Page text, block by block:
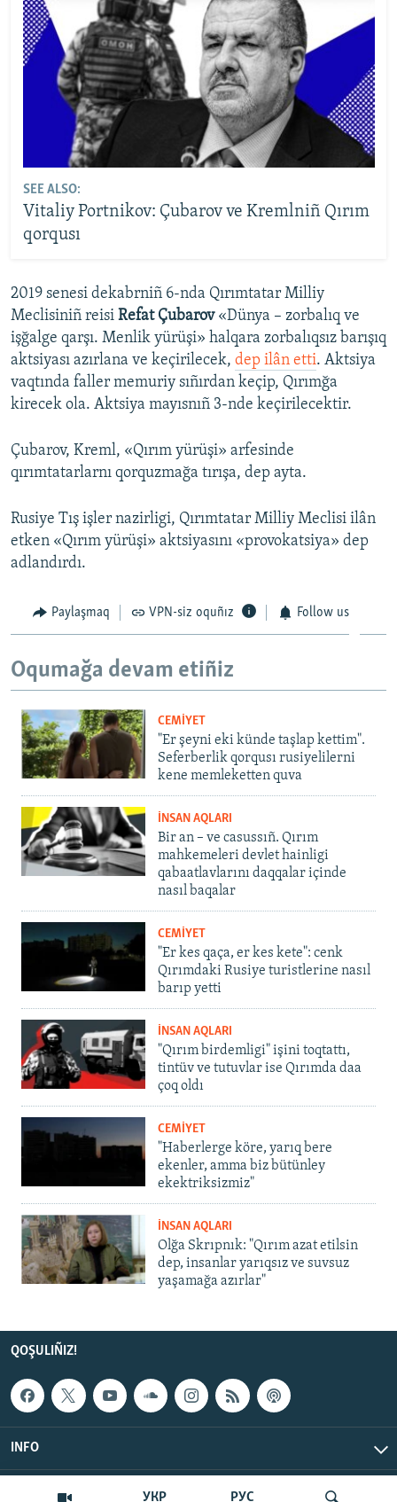
УКР РУС
SEE ALSO:
Vitaliy Portnikov: Çubarov ve Kremlniñ Qırım
qorqusı
2019 senesi dekabrniñ 6-nda Qırımtatar Milliy
Meclisiniñ reisi Refat Çubarov «Dünya – zorbalıq ve
işğalge qarşı. Menlik yürüşi» halqara zorbalıqsız barışıq
aktsiyası azırlana ve keçirilecek, dep ilân etti. Aktsiya
vaqtında faller memuriy sıñırdan keçip, Qırımğa
kirecek ola. Aktsiya mayısnıñ 3-nde keçirilecektir.
Çubarov, Kreml, «Qırım yürüşi» arfesinde
qırımtatarlarnı qorquzmağa tırışa, dep ayta.
Rusiye Tış işler nazirligi, Qırımtatar Milliy Meclisi ilân
etken «Qırım yürüşi» aktsiyasını «provokatsiya» dep
adlandırdı.
Paylaşmaq VPN-siz oquñız Follow us
Oqumağa devam etiñiz
CEMİYET
"Er şeyni eki künde taşlap kettim".
Seferberlik qorqusı rusiyelilerni
kene memleketten quva
İNSAN AQLARI
Bir an – ve casussıñ. Qırım
mahkemeleri devlet hainligi
qabaatlavlarını daqqalar içinde
nasıl baqalar
CEMİYET
"Er kes qaça, er kes kete": cenk
Qırımdaki Rusiye turistlerine nasıl
barıp yetti
İNSAN AQLARI
"Qırım birdemligi" işini toqtattı,
tintüv ve tutuvlar ise Qırımda daa
çoq oldı
CEMİYET
"Haberlerge köre, yarıq bere
ekenler, amma biz bütünley
ekektriksizmiz"
İNSAN AQLARI
Olğa Skrıpnık: "Qırım azat etilsin
dep, insanlar yarıqsız ve suvsuz
yaşamağa azırlar"
QOŞULIÑIZ!
INFO
© Qırım.Aqiqat, 2026 | All Rights Reserved.